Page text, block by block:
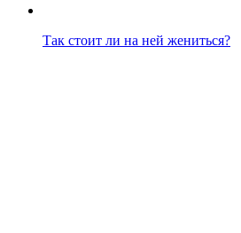
Так стоит ли на ней жениться?